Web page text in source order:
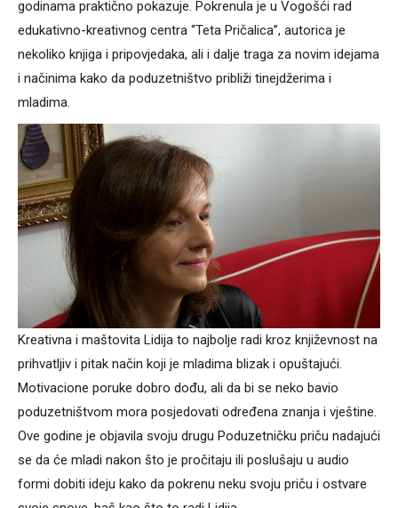
godinama praktično pokazuje. Pokrenula je u Vogošći rad
edukativno-kreativnog centra “Teta Pričalica”, autorica je
nekoliko knjiga i pripovjedaka, ali i dalje traga za novim idejama
i načinima kako da poduzetništvo približi tinejdžerima i
mladima.
Kreativna i maštovita Lidija to najbolje radi kroz književnost na
prihvatljiv i pitak način koji je mladima blizak i opuštajući.
Motivacione poruke dobro dođu, ali da bi se neko bavio
poduzetništvom mora posjedovati određena znanja i vještine.
Ove godine je objavila svoju drugu Poduzetničku priču nadajući
se da će mladi nakon što je pročitaju ili poslušaju u audio
formi dobiti ideju kako da pokrenu neku svoju priču i ostvare